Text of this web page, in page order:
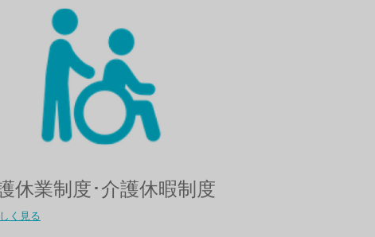
休業制度･介護休暇制度​
く見る